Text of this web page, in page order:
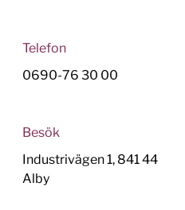
Telefon
0690-76 30 00
Besök
Industrivägen 1, 841 44
Alby